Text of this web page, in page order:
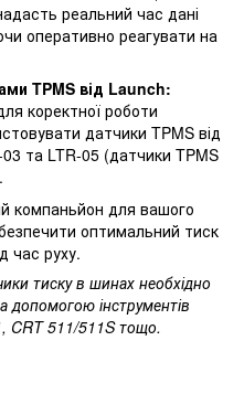
реальний час дані
оперативно реагувати на
TPMS від Launch:
коректної роботи
датчики TPMS від
та LTR-05 (датчики TPMS
компаньйон для вашого
оптимальний тиск
час руху.
тиску в шинах необхідно
допомогою інструментів
CRT 511/511S тощо.